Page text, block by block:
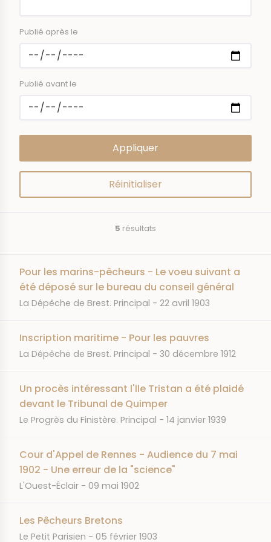
Publié après le
Publié avant le
5 résultats
Pour les marins-pêcheurs - Le voeu suivant a
été déposé sur le bureau du conseil général
JOURNAL
La Dépêche de Brest. Principal DATE
22 avril 1903
Inscription maritime - Pour les pauvres
JOURNAL
La Dépêche de Brest. Principal DATE
30 décembre 1912
Un procès intéressant l'Ile Tristan a été plaidé
devant le Tribunal de Quimper
JOURNAL
Le Progrès du Finistère. Principal DATE
14 janvier 1939
Cour d'Appel de Rennes - Audience du 7 mai
1902 - Une erreur de la "science"
JOURNAL
L'Ouest-Éclair DATE
09 mai 1902
Les Pêcheurs Bretons
JOURNAL
Le Petit Parisien DATE
05 février 1903